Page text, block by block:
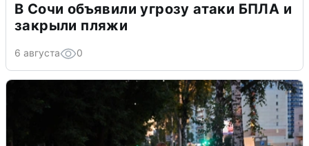
В Сочи объявили угрозу атаки БПЛА и
закрыли пляжи
6 августа 0